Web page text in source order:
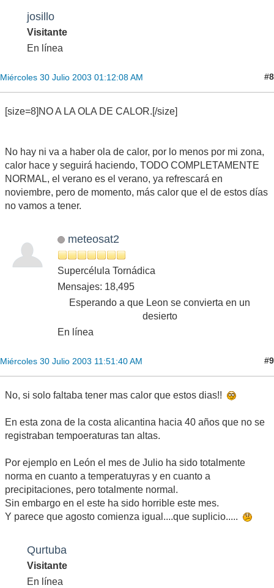
josillo
Visitante
En línea
Miércoles 30 Julio 2003 01:12:08 AM #8
[size=8]NO A LA OLA DE CALOR.[/size]
No hay ni va a haber ola de calor, por lo menos por mi zona,
calor hace y seguirá haciendo, TODO COMPLETAMENTE
NORMAL, el verano es el verano, ya refrescará en
noviembre, pero de momento, más calor que el de estos días
no vamos a tener.
meteosat2
Supercélula Tornádica
Mensajes: 18,495
Esperando a que Leon se convierta en un
desierto
En línea
Miércoles 30 Julio 2003 11:51:40 AM #9
No, si solo faltaba tener mas calor que estos dias!!
En esta zona de la costa alicantina hacia 40 años que no se
registraban tempoeraturas tan altas.
Por ejemplo en León el mes de Julio ha sido totalmente
norma en cuanto a temperatuyras y en cuanto a
precipitaciones, pero totalmente normal.
Sin embargo en el este ha sido horrible este mes.
Y parece que agosto comienza igual....que suplicio.....
Qurtuba
Visitante
En línea